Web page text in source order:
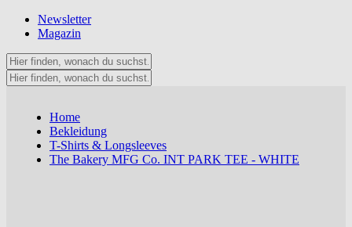
Newsletter
Magazin
Home
Bekleidung
T-Shirts & Longsleeves
The Bakery MFG Co. INT PARK TEE - WHITE